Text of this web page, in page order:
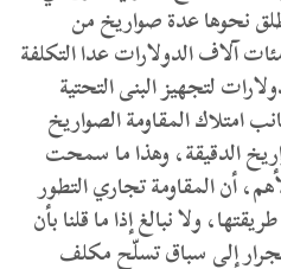
نحوها عدة صواريخ من
آلاف الدولارات عدا التكلفة
لتجهيز البنى التحتية
امتلاك المقاومة الصواريخ
الدقيقة، وهذا ما سمحت
أن المقاومة تجاري التطور
ولا نبالغ إذا ما قلنا بأن
إلى سباق تسلّح مكلف